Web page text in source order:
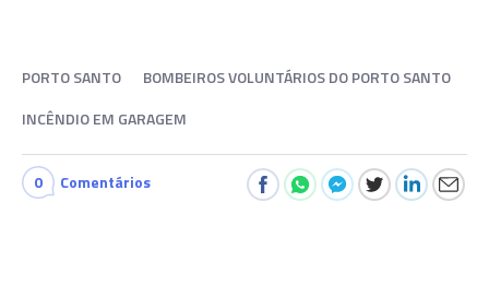
PORTO SANTO
BOMBEIROS VOLUNTÁRIOS DO PORTO SANTO
INCÊNDIO EM GARAGEM
0 Comentários